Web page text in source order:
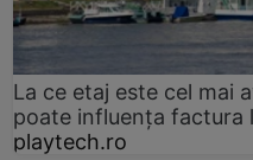
La ce etaj este cel mai
poate influența factura
playtech.ro